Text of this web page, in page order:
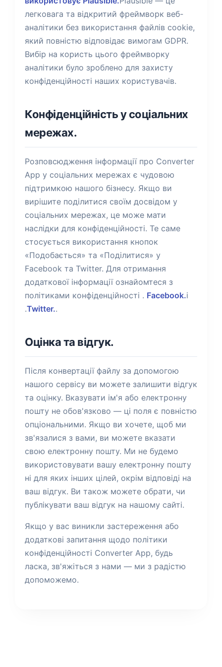
легковага та відкритий фреймворк веб-
аналітики без використання файлів cookie,
який повністю відповідає вимогам GDPR.
Вибір на користь цього фреймворку
аналітики було зроблено для захисту
конфіденційності наших користувачів.
Конфіденційність у соціальних
мережах.
Розповсюдження інформації про Converter
App у соціальних мережах є чудовою
підтримкою нашого бізнесу. Якщо ви
вирішите поділитися своїм досвідом у
соціальних мережах, це може мати
наслідки для конфіденційності. Те саме
стосується використання кнопок
«Подобається» та «Поділитися» у
Facebook та Twitter. Для отримання
додаткової інформації ознайомтеся з
політиками конфіденційності . Facebook.і
.Twitter..
Оцінка та відгук.
Після конвертації файлу за допомогою
нашого сервісу ви можете залишити відгук
та оцінку. Вказувати ім'я або електронну
пошту не обов'язково — ці поля є повністю
опціональними. Якщо ви хочете, щоб ми
зв'язалися з вами, ви можете вказати
свою електронну пошту. Ми не будемо
використовувати вашу електронну пошту
ні для яких інших цілей, окрім відповіді на
ваш відгук. Ви також можете обрати, чи
публікувати ваш відгук на нашому сайті.
Якщо у вас виникли застереження або
додаткові запитання щодо політики
конфіденційності Converter App, будь
ласка, зв'яжіться з нами — ми з радістю
допоможемо.